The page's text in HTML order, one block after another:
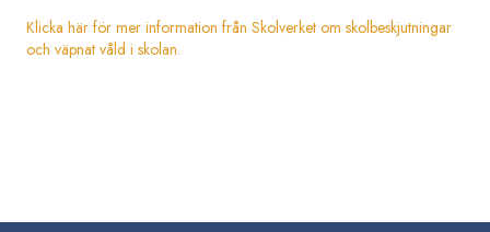
Klicka här för mer information från Skolverket om skolbeskjutningar
och väpnat våld i skolan.